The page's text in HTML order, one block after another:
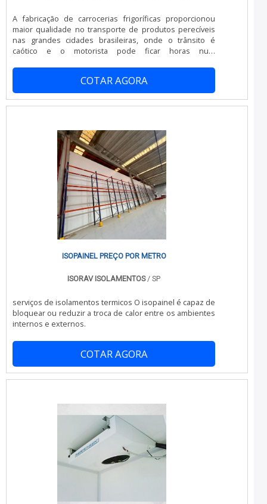
foco na experiência dos clientes, oferece itens variados
como plano de manutenção, operação e controle e
conserto de câmaras frigoríficas.É comprometida com os
serviços e segura, características possíveis pelo fato de
a empresa ter escritório de alta qualidade onde são
realizadas as atividades e procedimentos rigorosos de
execução. Tudo isso, unido a um time de equipe
multidisciplinar de profissionais capacitados e com vasta
experiência de mercado, fecha todo o ciclo de entrega
A fabricação de carrocerias frigoríficas proporcionou
maior qualidade no transporte de produtos perecíveis
nas grandes cidades brasileiras, onde o trânsito é
caótico e o motorista pode ficar horas num
mercadoria a ser entregue. Para atender essa demanda
de transporte, foi implementado o uso de baú
refrigerado em Guarulhos.Confecciona-se o baú
frigorífico sob medida de acordo com as especificações
COTAR AGORA
ISOPAINEL PREÇO POR METRO
ISORAV ISOLAMENTOS/ SP
serviços de isolamentos termicos O isopainel é capaz de
bloquear ou reduzir a troca de calor entre os ambientes
internos e externos.
COTAR AGORA